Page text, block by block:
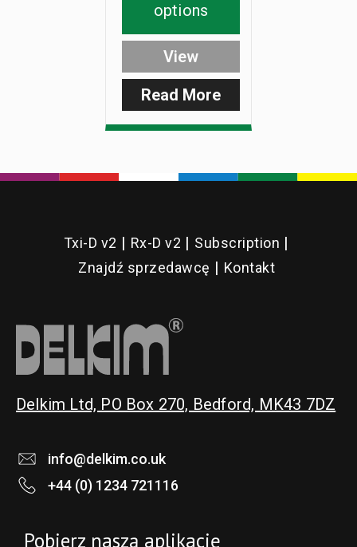
Read More:
‘C’
Weights
options
View
Txi-D v2 Rx-D v2
Subscription
Znajdź sprzedawcę
Kontakt
Delkim Ltd, PO Box 270, Bedford, MK43 7DZ
info@delkim.co.uk
+44 (0) 1234 721116
Pobierz naszą aplikację